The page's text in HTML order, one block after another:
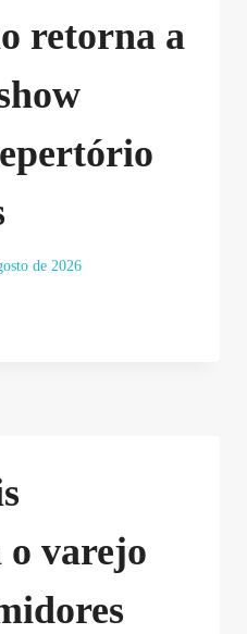
retorna a
de 2026
o varejo